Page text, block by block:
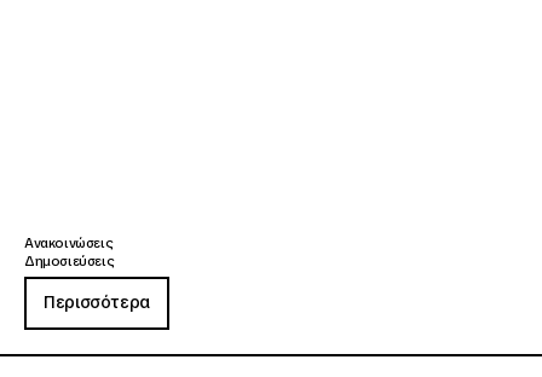
Ανακοινώσεις
Δημοσιεύσεις
Περισσότερα